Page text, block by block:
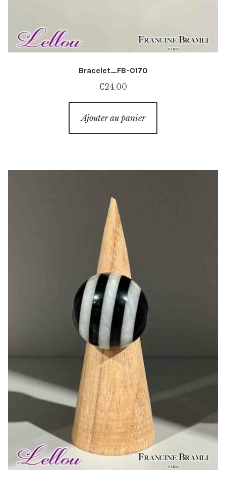
Bracelet_FB-0170
€24.00
Ajouter au panier